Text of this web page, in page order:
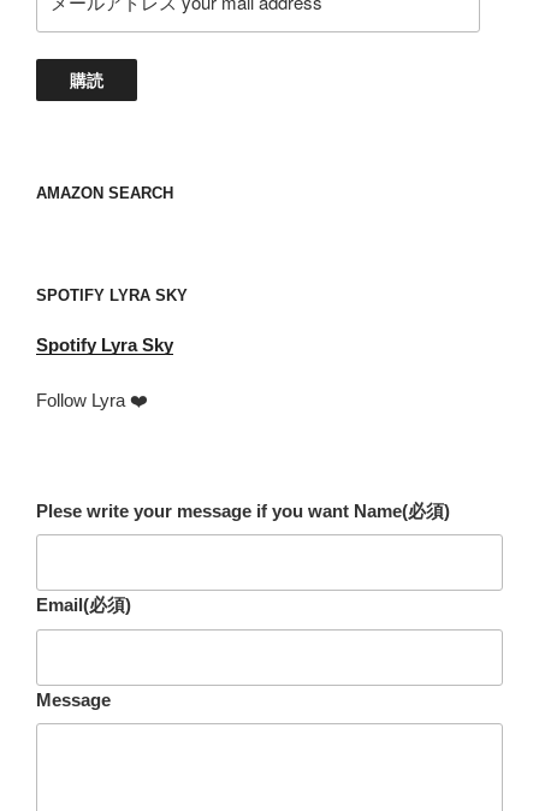
ー
ド
your
購読
AMAZON SEARCH
SPOTIFY LYRA SKY
Spotify Lyra Sky
Follow Lyra ❤️
Plese write your message if you want Name(必須)
Email(必須)
Message